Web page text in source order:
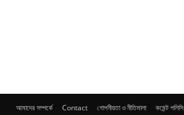
আমাদের সম্পর্কে Contact গোপনীয়তা ও নীতিমালা কমেন্ট পলিসি